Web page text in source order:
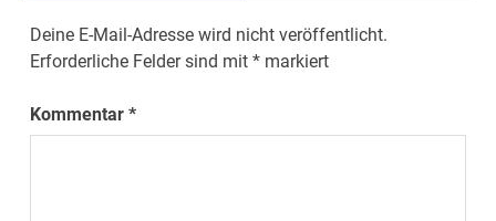
Deine E-Mail-Adresse wird nicht veröffentlicht.
Erforderliche Felder sind mit* markiert
Kommentar*